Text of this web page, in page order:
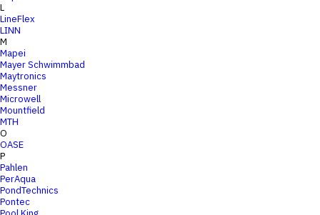
L
LineFlex
LINN
M
Mapei
Mayer Schwimmbad
Maytronics
Messner
Microwell
Mountfield
MTH
O
OASE
P
Pahlen
PerAqua
PondTechnics
Pontec